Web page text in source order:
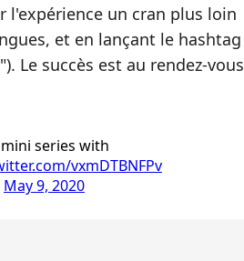
l'expérience un cran plus loin
et en lançant le hashtag
Le succès est au rendez-vous
series with
vxmDTBNFPv
May 9, 2020